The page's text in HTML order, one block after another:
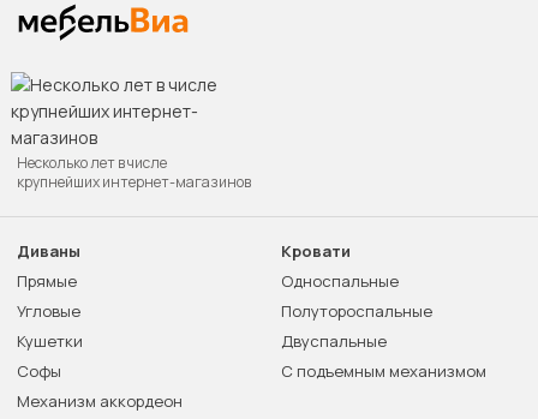
Несколько лет в числе
крупнейших интернет-магазинов
Диваны
Прямые
Угловые
Кушетки
Софы
Механизм аккордеон
Кровати
Односпальные
Полутороспальные
Двуспальные
С подъемным механизмом